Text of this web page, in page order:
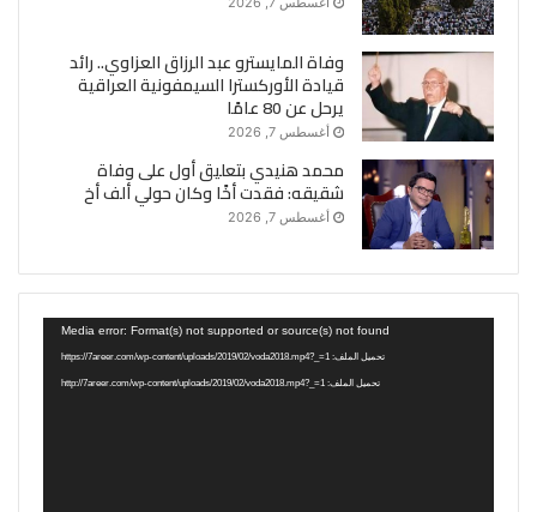
وفاة المايسترو عبد الرزاق العزاوي.. رائد
قيادة الأوركسترا السيمفونية العراقية
يرحل عن 80 عامًا
أغسطس 7, 2026
محمد هنيدي بتعليق أول على وفاة
شقيقه: فقدت أخًا وكان حولي ألف أخ
أغسطس 7, 2026
Media error: Format(s) not supported or source(s) not found
تحميل الملف: https://7areer.com/wp-content/uploads/2019/02/voda2018.mp4?_=1
تحميل الملف: http://7areer.com/wp-content/uploads/2019/02/voda2018.mp4?_=1